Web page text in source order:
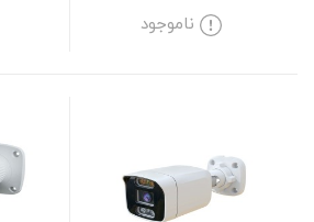
ناموجود